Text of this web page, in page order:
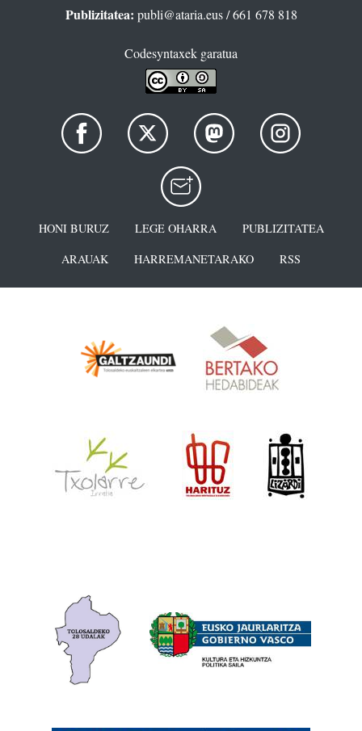
Publizitatea: publi@ataria.eus/ 661 678 818
Codesyntaxek garatua
HONI BURUZ LEGE OHARRA
PUBLIZITATEA
ARAUAK
HARREMANETARAKO RSS